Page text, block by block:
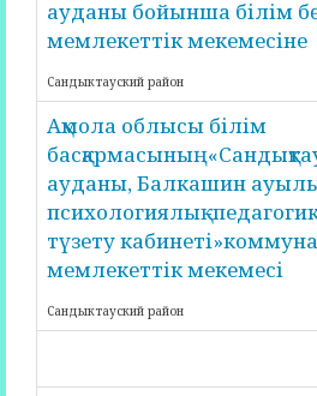
ауданы бойынша білім
мемлекеттік мекемесіне
Сандыктауский район
Ақмола облысы білім
ауданы, Балкашин
психологиялық -
түзету
мемлекеттік мекемесі
Сандыктауский район